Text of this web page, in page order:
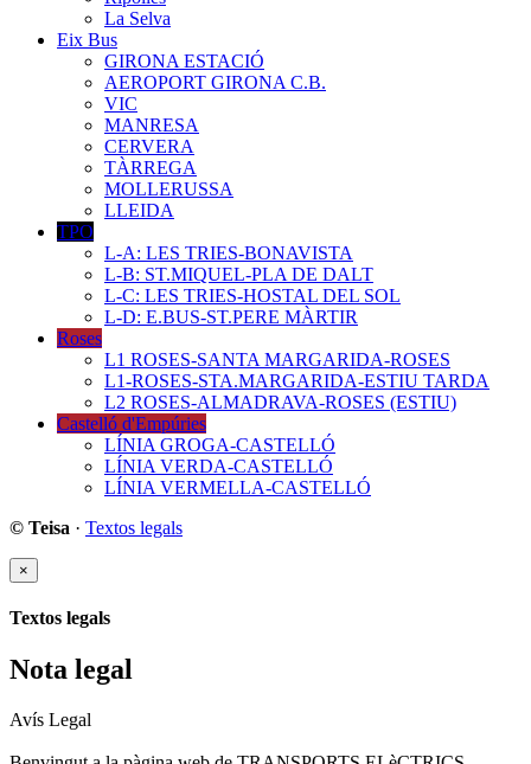
La Selva
Eix Bus
GIRONA ESTACIÓ
AEROPORT GIRONA C.B.
VIC
MANRESA
CERVERA
TÀRREGA
MOLLERUSSA
LLEIDA
TPO
L-A: LES TRIES-BONAVISTA
L-B: ST.MIQUEL-PLA DE DALT
L-C: LES TRIES-HOSTAL DEL SOL
L-D: E.BUS-ST.PERE MÀRTIR
Roses
L1 ROSES-SANTA MARGARIDA-ROSES
L1-ROSES-STA.MARGARIDA-ESTIU TARDA
L2 ROSES-ALMADRAVA-ROSES (ESTIU)
Castelló d'Empúries
LÍNIA GROGA-CASTELLÓ
LÍNIA VERDA-CASTELLÓ
LÍNIA VERMELLA-CASTELLÓ
© Teisa · Textos legals
×
Textos legals
Nota legal
Avís Legal